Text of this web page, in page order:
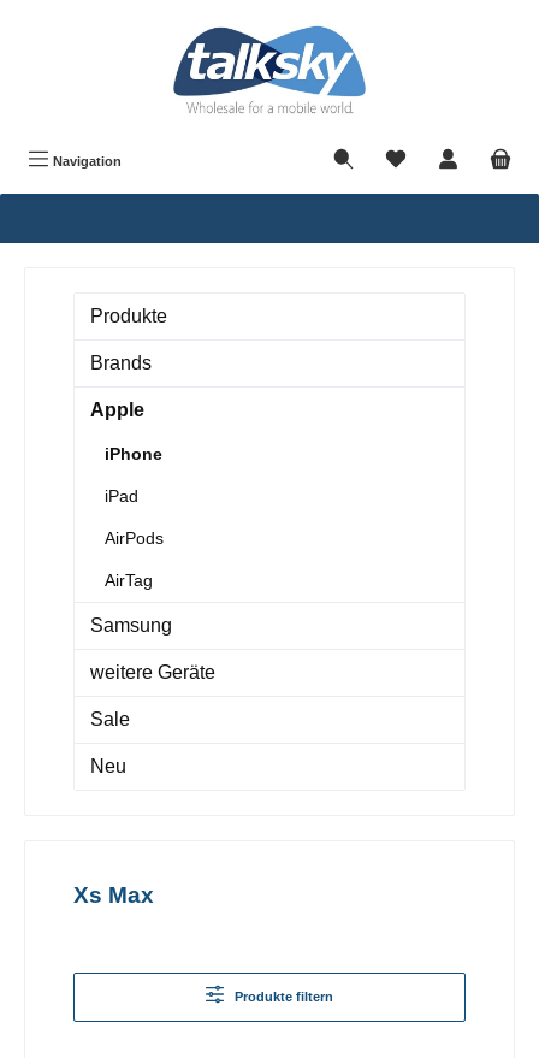
Navigation
Produkte
Brands
Apple
iPhone
iPad
AirPods
AirTag
Samsung
weitere Geräte
Sale
Neu
Xs Max
Produkte filtern